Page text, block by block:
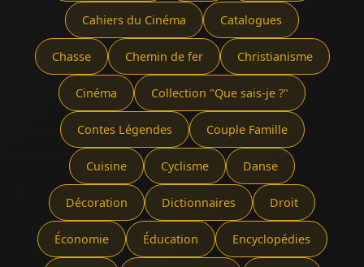
Cahiers du Cinéma Catalogues
Chasse Chemin de fer Christianisme
Cinéma Collection "Que sais-je ?"
Contes Légendes Couple Famille
Cuisine Cyclisme Danse
Décoration Dictionnaires Droit
Économie Éducation Encyclopédies